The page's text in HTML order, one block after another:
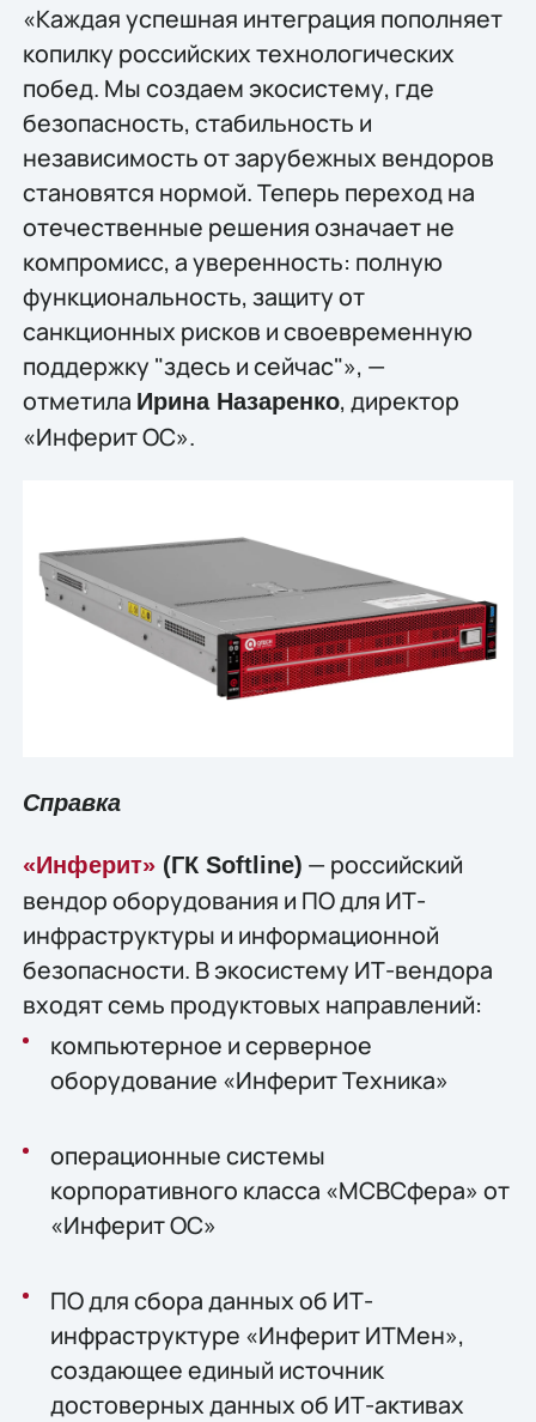
«Каждая успешная интеграция пополняет
копилку российских технологических
побед. Мы создаем экосистему, где
безопасность, стабильность и
независимость от зарубежных вендоров
становятся нормой. Теперь переход на
отечественные решения означает не
компромисс, а уверенность: полную
функциональность, защиту от
санкционных рисков и своевременную
поддержку "здесь и сейчас"», —
отметила Ирина Назаренко, директор
«Инферит ОС».
Справка
«Инферит»(ГК Softline) — российский
вендор оборудования и ПО для ИТ-
инфраструктуры и информационной
безопасности. В экосистему ИТ-вендора
входят семь продуктовых направлений:
компьютерное и серверное
оборудование «Инферит Техника»
операционные системы
корпоративного класса «МСВСфера» от
«Инферит ОС»
ПО для сбора данных об ИТ-
инфраструктуре «Инферит ИТМен»,
создающее единый источник
достоверных данных об ИТ-активах